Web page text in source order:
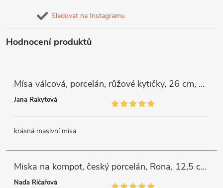
Sledovat na Instagramu
Hodnocení produktů
Mísa válcová, porcelán, růžové kytičky, 26 cm, G. Benedikt
Jana Rakytová
krásná masivní mísa
Miska na kompot, český porcelán, Rona, 12,5 cm, bílý, G. Benedikt
Naďa Říčařová